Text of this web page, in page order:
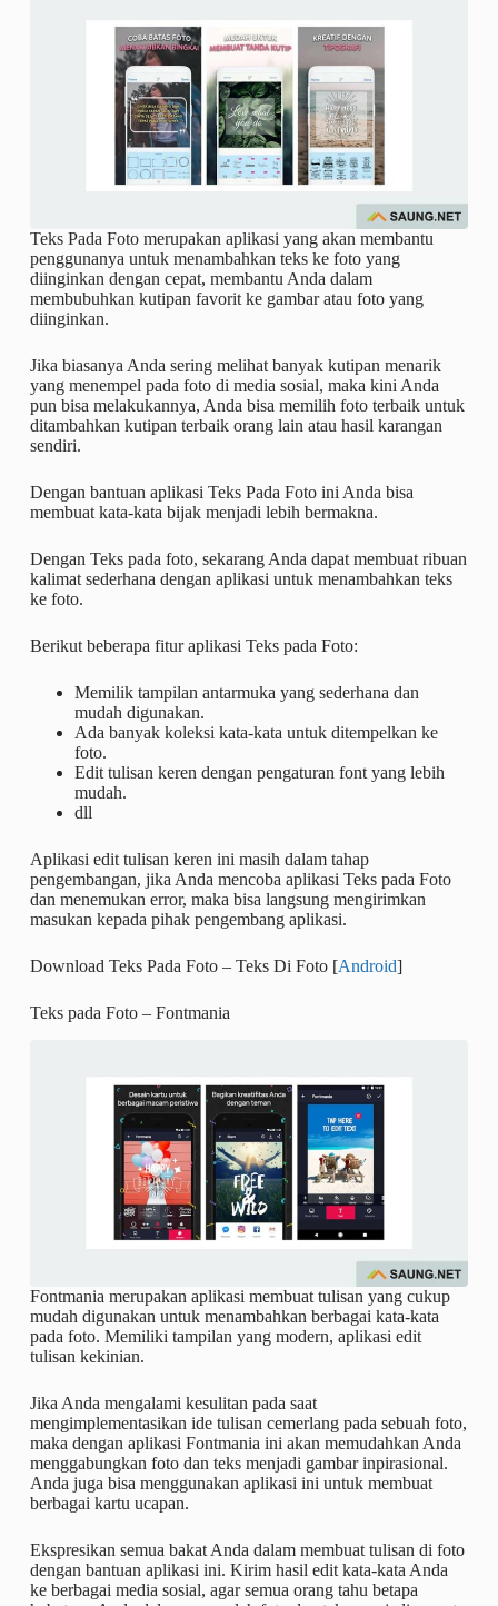
Teks Pada Foto merupakan aplikasi yang akan membantu
penggunanya untuk menambahkan teks ke foto yang
diinginkan dengan cepat, membantu Anda dalam
membubuhkan kutipan favorit ke gambar atau foto yang
diinginkan.
Jika biasanya Anda sering melihat banyak kutipan menarik
yang menempel pada foto di media sosial, maka kini Anda
pun bisa melakukannya, Anda bisa memilih foto terbaik untuk
ditambahkan kutipan terbaik orang lain atau hasil karangan
sendiri.
Dengan bantuan aplikasi Teks Pada Foto ini Anda bisa
membuat kata-kata bijak menjadi lebih bermakna.
Dengan Teks pada foto, sekarang Anda dapat membuat ribuan
kalimat sederhana dengan aplikasi untuk menambahkan teks
ke foto.
Berikut beberapa fitur aplikasi Teks pada Foto:
Memilik tampilan antarmuka yang sederhana dan
mudah digunakan.
Ada banyak koleksi kata-kata untuk ditempelkan ke
foto.
Edit tulisan keren dengan pengaturan font yang lebih
mudah.
dll
Aplikasi edit tulisan keren ini masih dalam tahap
pengembangan, jika Anda mencoba aplikasi Teks pada Foto
dan menemukan error, maka bisa langsung mengirimkan
masukan kepada pihak pengembang aplikasi.
Download Teks Pada Foto – Teks Di Foto [Android]
Teks pada Foto – Fontmania
Fontmania merupakan aplikasi membuat tulisan yang cukup
mudah digunakan untuk menambahkan berbagai kata-kata
pada foto. Memiliki tampilan yang modern, aplikasi edit
tulisan kekinian.
Jika Anda mengalami kesulitan pada saat
mengimplementasikan ide tulisan cemerlang pada sebuah foto,
maka dengan aplikasi Fontmania ini akan memudahkan Anda
menggabungkan foto dan teks menjadi gambar inpirasional.
Anda juga bisa menggunakan aplikasi ini untuk membuat
berbagai kartu ucapan.
Ekspresikan semua bakat Anda dalam membuat tulisan di foto
dengan bantuan aplikasi ini. Kirim hasil edit kata-kata Anda
ke berbagai media sosial, agar semua orang tahu betapa